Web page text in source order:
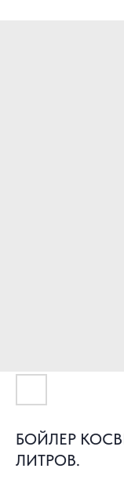
БОЙЛЕР
ЛИТРОВ.